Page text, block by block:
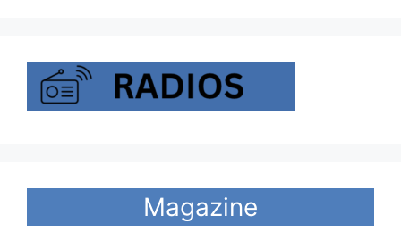
Magazine